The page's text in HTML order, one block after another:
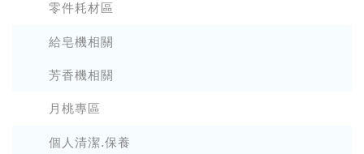
零件耗材區
給皂機相關
芳香機相關
月桃專區
個人清潔.保養